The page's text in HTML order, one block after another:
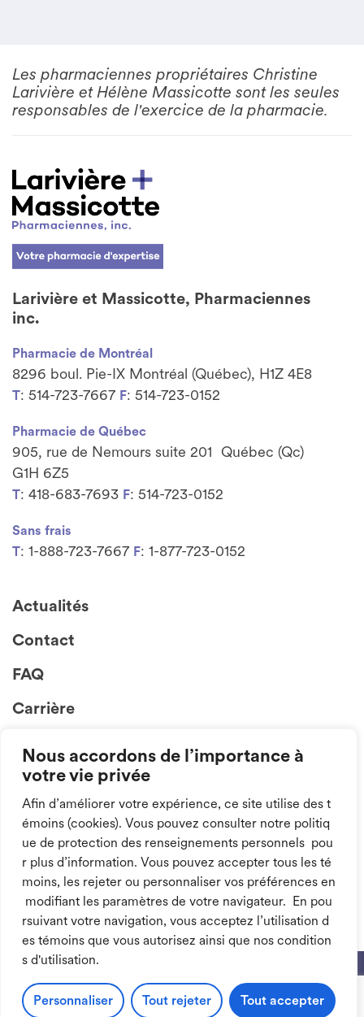
Nous accordons de l’importance à
votre vie privée
Afin d’améliorer votre expérience, ce site utilise des t
émoins (cookies). Vous pouvez consulter notre politiq
ue de protection des renseignements personnels pou
r plus d’information. Vous pouvez accepter tous les té
moins, les rejeter ou personnaliser vos préférences en
modifiant les paramètres de votre navigateur. En pou
rsuivant votre navigation, vous acceptez l’utilisation d
es témoins que vous autorisez ainsi que nos condition
s d'utilisation.
Personnaliser Tout rejeter Tout accepter
Les pharmaciennes propriétaires Christine
Larivière et Hélène Massicotte sont les seules
responsables de l'exercice de la pharmacie.
Larivière et Massicotte, Pharmaciennes
inc.
Pharmacie de Montréal
8296 boul. Pie-IX Montréal (Québec), H1Z 4E8
T: 514-723-7667 F: 514-723-0152
Pharmacie de Québec
905, rue de Nemours suite 201 Québec (Qc)
G1H 6Z5
T: 418-683-7693 F: 514-723-0152
Sans frais
T: 1-888-723-7667 F: 1-877-723-0152
Actualités
Contact
FAQ
Carrière
Suivez-nous sur
nos médias sociaux
Politique de confidentialité
Conditions d’utilisation